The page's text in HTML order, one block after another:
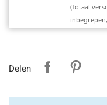
(Totaal
Delen